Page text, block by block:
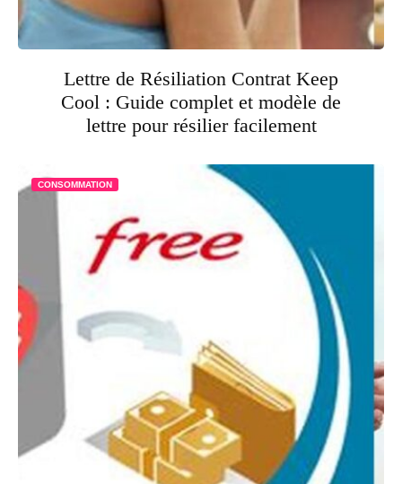
Lettre de Résiliation Contrat Keep
Cool : Guide complet et modèle de
lettre pour résilier facilement
CONSOMMATION